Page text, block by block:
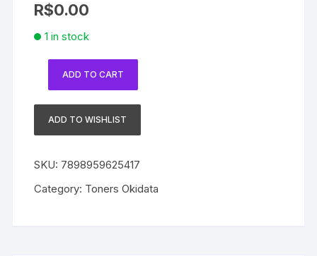
R$0.00
1 in stock
Original
41963003
C7100/7300/C7500/C7350
quantity
ADD TO CART
ADD TO WISHLIST
SKU: 7898959625417
Category: Toners Okidata